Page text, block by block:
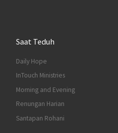
Saat Teduh
Daily Hope
InTouch Ministries
Morning and Evening
Renungan Harian
Santapan Rohani